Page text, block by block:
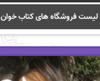
لیست فروشگاه های کتاب خوان